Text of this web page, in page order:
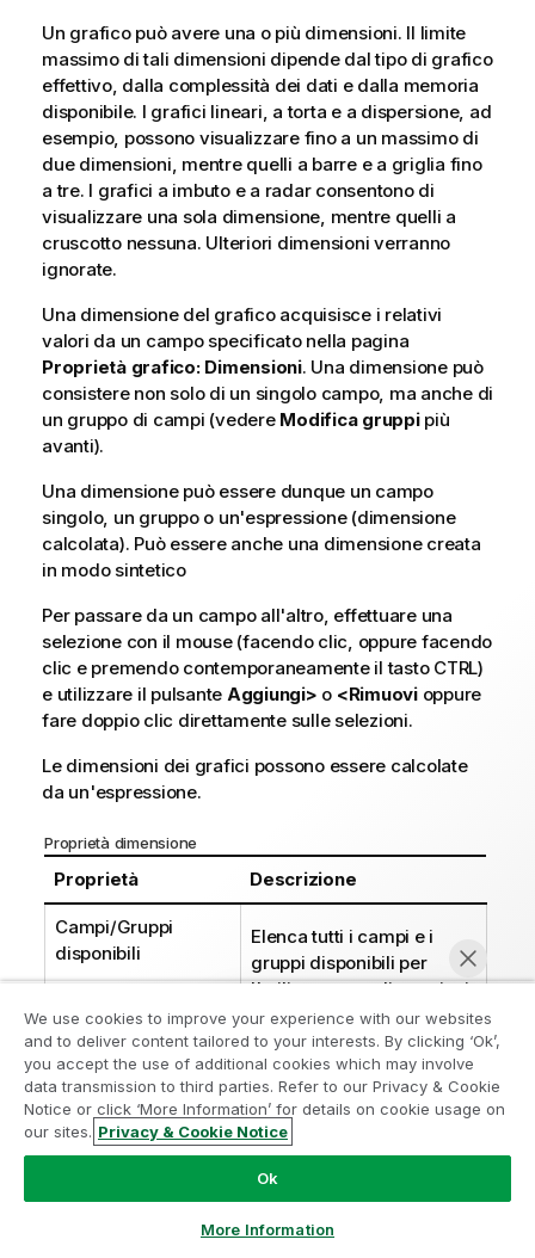
Un grafico può avere una o più dimensioni. Il limite
massimo di tali dimensioni dipende dal tipo di grafico
effettivo, dalla complessità dei dati e dalla memoria
disponibile. I grafici lineari, a torta e a dispersione, ad
esempio, possono visualizzare fino a un massimo di
due dimensioni, mentre quelli a barre e a griglia fino
a tre. I grafici a imbuto e a radar consentono di
visualizzare una sola dimensione, mentre quelli a
cruscotto nessuna. Ulteriori dimensioni verranno
ignorate.
Una dimensione del grafico acquisisce i relativi
valori da un campo specificato nella pagina
Proprietà grafico: Dimensioni. Una dimensione può
consistere non solo di un singolo campo, ma anche di
un gruppo di campi (vedere Modifica gruppipiù
avanti).
Una dimensione può essere dunque un campo
singolo, un gruppo o un'espressione (dimensione
calcolata). Può essere anche una dimensione creata
in modo sintetico
Per passare da un campo all'altro, effettuare una
selezione con il mouse (facendo clic, oppure facendo
clic e premendo contemporaneamente il tasto CTRL)
e utilizzare il pulsante Aggiungi> o <Rimuovioppure
fare doppio clic direttamente sulle selezioni.
Le dimensioni dei grafici possono essere calcolate
da un'espressione.
Proprietà dimensione
Proprietà Descrizione
Campi/Gruppi
disponibili
Elenca tutti i campi e i
gruppi disponibili per
l'utilizzo come dimensioni
(ovvero, come valori
lungo l'asse delle X in un
tipico grafico a barre). I
gruppi di campi saranno
preceduti da una freccia
verticale se sono gruppi di
drill-down o da una
freccia curva se sono
gruppi ciclici.
Partecipa al programma Analytics
Modernization
Modernizza senza compromettere le tue preziose app
QlikView con il programma Analytics Modernization.
clic qui
ampquestions@qlik.com
We use cookies to improve your experience with our websites
and to deliver content tailored to your interests. By clicking ‘Ok’,
you accept the use of additional cookies which may involve
data transmission to third parties. Refer to our Privacy & Cookie
Notice or click ‘More Information’ for details on cookie usage on
our sites. Privacy & Cookie Notice
Ok
More Information